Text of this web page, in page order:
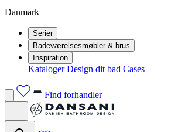
Danmark
Serier
Badeværelsesmøbler & brus
Inspiration
Kataloger Design dit bad Cases
Find forhandler